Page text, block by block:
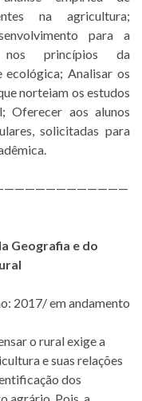
na agricultura;
para a
nos princípios da
ecológica; Analisar os
norteiam os estudos
Oferecer aos alunos
solicitadas para
Geografia e do
2017/ em andamento
o rural exige a
e suas relações
dos